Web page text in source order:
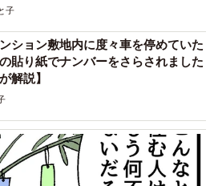
子
ション敷地内に度々車を停めていた
貼り紙でナンバーをさらされました
解説】